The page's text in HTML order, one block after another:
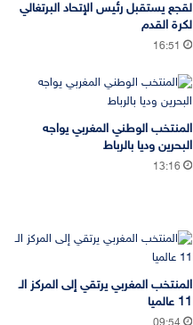
لقجع يستقبل رئيس الإتحاد البرتغالي
لكرة القدم
16:51
المنتخب الوطني المغربي يواجه
البحرين وديا بالرباط
13:16
المنتخب المغربي يرتقي إلى المركز الـ
11 عالميا